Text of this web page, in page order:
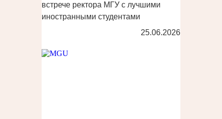
встрече ректора МГУ с лучшими
иностранными студентами
25.06.2026